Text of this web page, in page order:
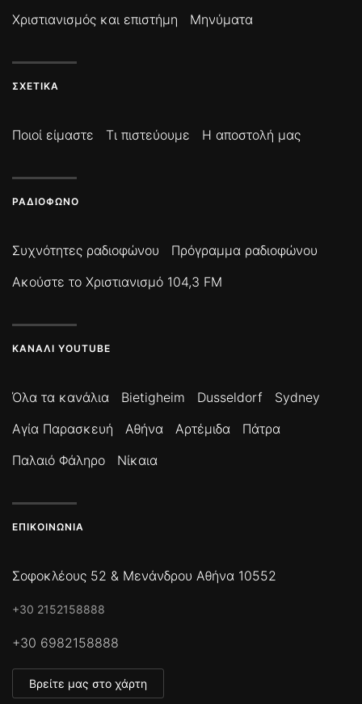
Χριστιανισμός και επιστήμη
Μηνύματα
ΣΧΕΤΙΚΆ
Ποιοί είμαστε Τι πιστεύουμε Η αποστολή μας
ΡΑΔΙΌΦΩΝΟ
Συχνότητες ραδιοφώνου
Πρόγραμμα ραδιοφώνου
Ακούστε το Χριστιανισμό 104,3 FM
ΚΑΝΆΛΙ YOUTUBE
Όλα τα κανάλια Bietigheim Dusseldorf
Sydney
Αγία Παρασκευή
Αθήνα Αρτέμιδα
Πάτρα
Παλαιό Φάληρο
Νίκαια
ΕΠΙΚΟΙΝΩΝΊΑ
Σοφοκλέους 52 & Μενάνδρου Αθήνα 10552
+30 2152158888
+30 6982158888
Βρείτε μας στο χάρτη